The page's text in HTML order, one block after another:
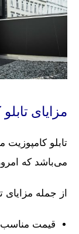
مزایای
تابلو کامپوزیت
می‌باشد که
از جمله مزایای
قیمت مناسب